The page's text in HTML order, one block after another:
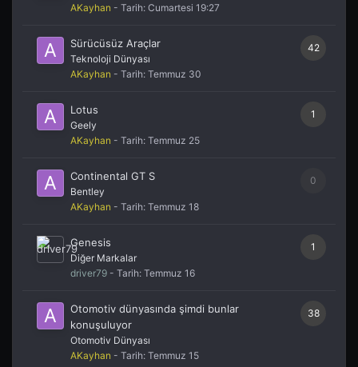
AKayhan - Tarih: Cumartesi 19:27
42
Sürücüsüz Araçlar
Teknoloji Dünyası
AKayhan - Tarih: Temmuz 30
1
Lotus
Geely
AKayhan - Tarih: Temmuz 25
0
Continental GT S
Bentley
AKayhan - Tarih: Temmuz 18
1
Genesis
Diğer Markalar
driver79 - Tarih: Temmuz 16
38
Otomotiv dünyasında şimdi bunlar
konuşuluyor
Otomotiv Dünyası
AKayhan - Tarih: Temmuz 15